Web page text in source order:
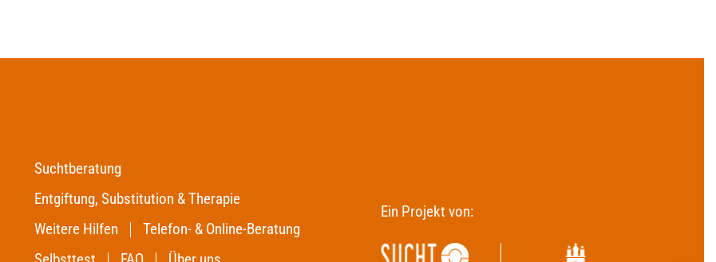
Suchtberatung
Entgiftung, Substitution & Therapie
Weitere Hilfen
Telefon- & Online-Beratung
Ein Projekt von: